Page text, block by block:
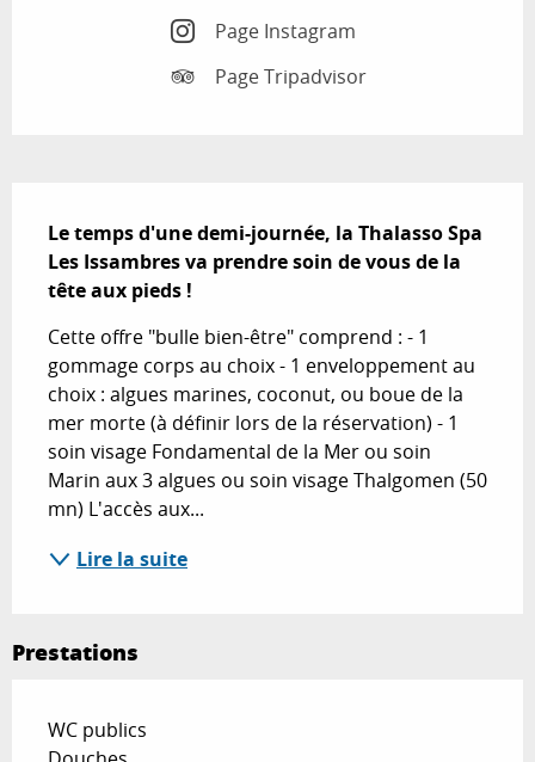
Page Instagram
Page Tripadvisor
Le temps d'une demi-journée, la Thalasso Spa
Les Issambres va prendre soin de vous de la
tête aux pieds !
Cette offre "bulle bien-être" comprend : - 1
gommage corps au choix - 1 enveloppement au
choix : algues marines, coconut, ou boue de la
mer morte (à définir lors de la réservation) - 1
soin visage Fondamental de la Mer ou soin
Marin aux 3 algues ou soin visage Thalgomen (50
mn) L'accès aux...
Lire la suite
Prestations
WC publics